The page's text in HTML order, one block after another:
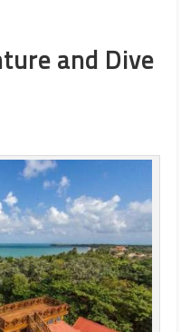
and Dive